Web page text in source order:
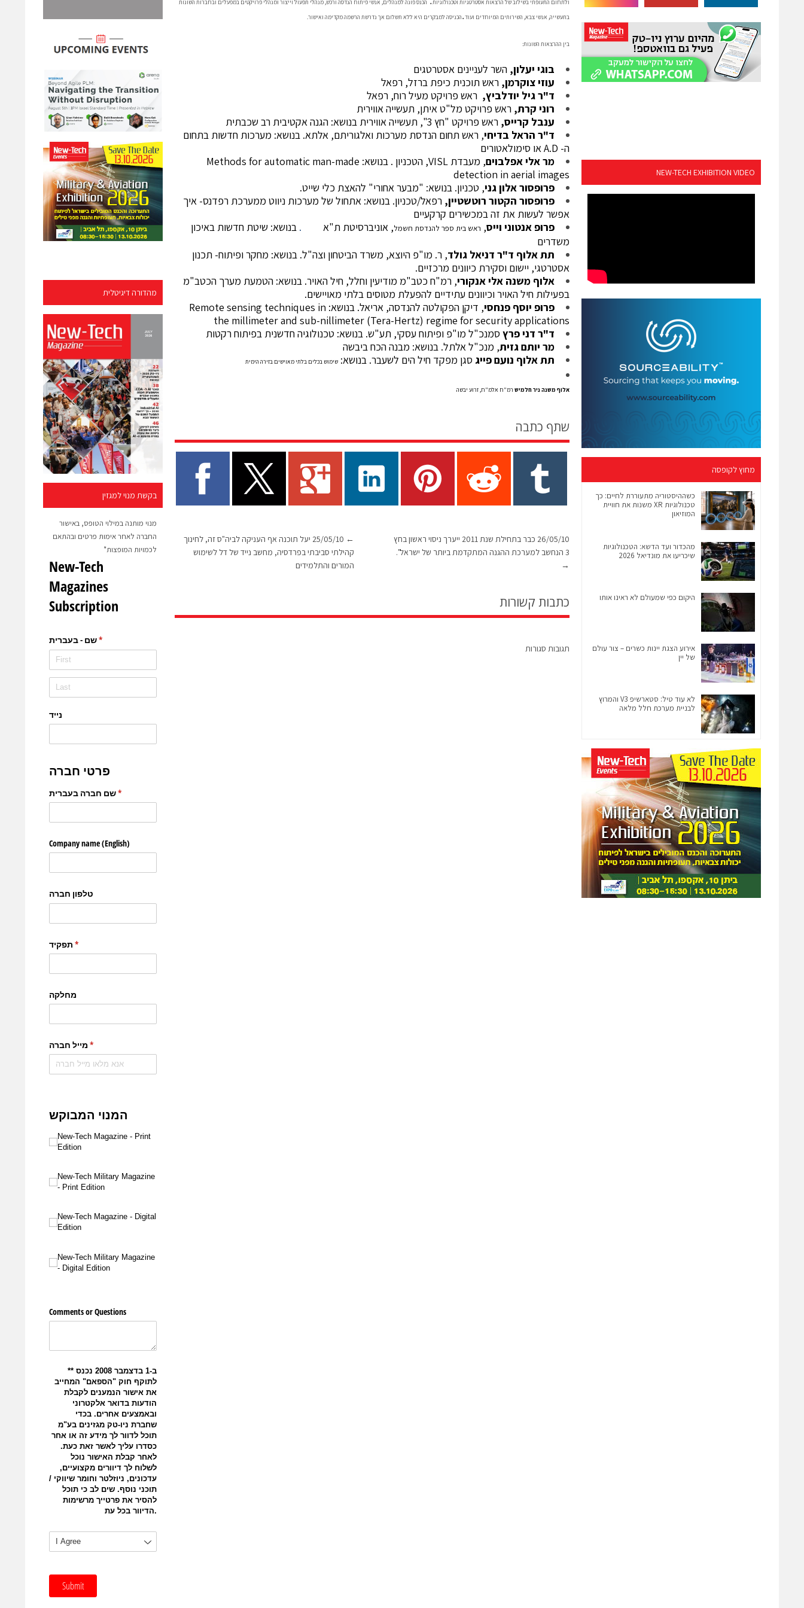
מהדורה דיגיטלית
בקשת מנוי למגזין
מנוי מותנה במילוי הטופס, באישור
החברה לאחר אימות פרטים ובהתאם
לכמויות המופצות*
ולתחום התעופתי בשילוב של הרצאות אסטרטגיות וטכנולוגיות
הכנס פונה למנהלים, אנשי פיתוח הנדסה ורכש, מנהלי תפעול וייצור ומנהלי פרויקטים במפעלים ובחברות השונות
בתעשייה, אנשי צבא, השירותים המיוחדים ועוד.הכניסה למבקרים היא ללא תשלום אך נדרשת הרשמה מקדימה ואישור.
בין ההרצאות השונות:
בוגי יעלון, השר לעניינים אסטרטגים
עוזי צוקרמן, ראש תוכנית כיפת ברזל, רפאל
ד"ר גיל יודלביץ, ראש פרויקט מעיל רוח, רפאל
רוני קרת, ראש פרויקט מל"ט איתן, תעשייה אווירית
ענבל קרייס, ראש פרויקט "חץ 3", תעשייה אווירית בנושא: הגנה אקטיבית רב שכבתית
ד"ר הראל בדיחי, ראש תחום הנדסת מערכות ואלגוריתם, אלתא. בנושא: מערכות חדשות בתחום
ה- A.Dאו סימולאטורים
מר אלי אפלבוים, מעבדת VISL, הטכניון . בנושא: Methods for automatic man-made
detection in aerial images
פרופסור אלון גני, טכניון. בנושא: "מבער אחורי" להאצת כלי שייט.
פרופסור הקטור רוטשטיין, רפאל/טכניון. בנושא: אתחול של מערכות ניווט ממערכת רפדנס- איך
אפשר לעשות את זה במכשירים קרקעיים
פרופ אנטוני וייס, ראש בית ספר להנדסת חשמל, אוניברסיטת ת"א . בנושא: שיטת חדשות באיכון
משדרים
תת אלוף ד"ר דניאל גולד, ר. מו"פ היוצא, משרד הביטחון וצה"ל. בנושא: מחקר ופיתוח- תכנון
אסטרטגי, יישום וסקירת כיוונים מרכזיים.
אלוף משנה אלי אנקורי, רמ"ח כטב"מ מודיעין וחלל, חיל האויר. בנושא: הטמעת מערך הכטב"מ
בפעילות חיל האויר וכיוונים עתידיים להפעלת מטוסים בלתי מאויישים.
פרופ יוסף פנחסי, דיקן הפקולטה להנדסה, אריאל. בנושא: Remote sensing techniques in
the millimeter and sub-nillimeter (Tera-Hertz) regime for security applications
ד"ר דני פרץ סמנכ"ל מו"פ ופיתוח עסקי, תע"ש. בנושא: טכנולוגיה חדשנית בפיתוח רקטות
מר יותם גזית, מנכ"ל אלתל. בנושא: מבנה הכח ביבשה
תת אלוף נועם פייג סגן מפקד חיל הים לשעבר. בנושא: שימוש בכלים בלתי מאוישים בזירה הימית
אלוף משנה ניר חלמיש רמ"ח אלמ"ח, זרוע יבשה
שתף כתבה
←
25/05/10 יעל תוכנה אף העניקה לביה"ס זה, לחינוך
קהילתי סביבתי בפרדסיה, מחשב נייד של דל לשימוש
המורים והתלמידים
26/05/10 כבר בתחילת שנת 2011 ייערך ניסוי ראשון בחץ
3 הנחשב למערכת ההגנה המתקדמת ביותר של ישראל".
→
כתבות קשורות
תגובות סגורות
NEW-TECH EXHIBITION VIDEO
מחוץ לקופסה
כשההיסטוריה מתעוררת לחיים: כך
טכנולוגיות XR משנות את חוויית
המוזיאון
מהכדור ועד הדשא: הטכנולוגיות
שיכריעו את מונדיאל 2026
היקום כפי שמעולם לא ראינו אותו
אירוע הצגת יינות כשרים – צור עולם
של יין
לא עוד טיל: סטארשיפ V3 והמרוץ
לבניית מערכת חלל מלאה